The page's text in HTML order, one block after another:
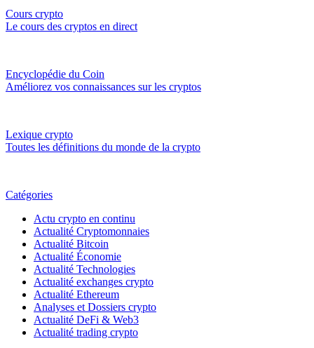
Cours crypto
Le cours des cryptos en direct
Encyclopédie du Coin
Améliorez vos connaissances sur les cryptos
Lexique crypto
Toutes les définitions du monde de la crypto
Catégories
Actu crypto en continu
Actualité Cryptomonnaies
Actualité Bitcoin
Actualité Économie
Actualité Technologies
Actualité exchanges crypto
Actualité Ethereum
Analyses et Dossiers crypto
Actualité DeFi & Web3
Actualité trading crypto